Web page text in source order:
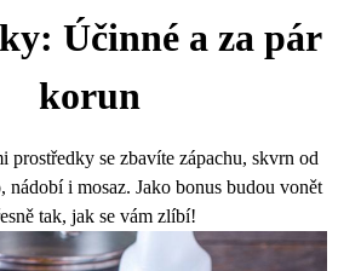
Účinné a za pár
korun
prostředky se zbavíte zápachu, skvrn od
nádobí i mosaz. Jako bonus budou vonět
tak, jak se vám zlíbí!